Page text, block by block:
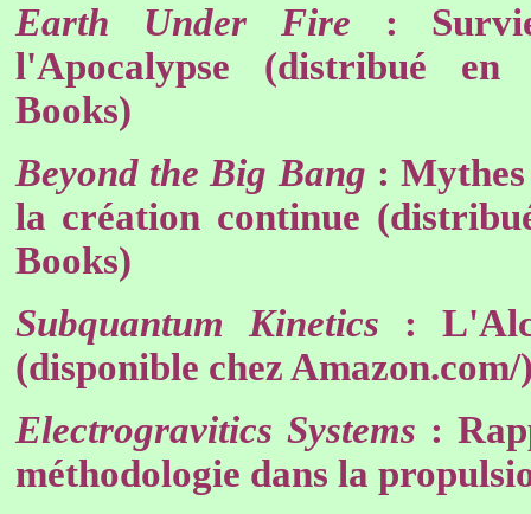
Earth Under Fire :
l'Apocalypse (distribué
Books)
Beyond the Big Bang : Mythes
la création continue
Books)
Subquantum Kinetics :
(disponible chez Amazon.com/
Electrogravitics Systems :
méthodologie dans la